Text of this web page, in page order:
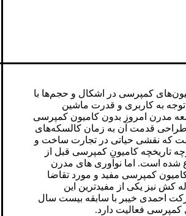
کمپرسی در اشکال و حجم‌ها با
به کاربری و قدرت ماشین
مدرن امروز بدون کامیون کمپرسی
طراحی قدمت آن به زمان کالسکه‌های
که نقشی حیاتی در تجارت ساخت و
تاریخچه کامیون کمپرسی قبل از
شده است. اما نوآوری های مدرن
کمپرسی مفید و مورد تقاضا
کش نیز یکی از مفیدترین این
احمدی خیبر با سابقه بیست سال
کمپرسی فعالیت دارد.